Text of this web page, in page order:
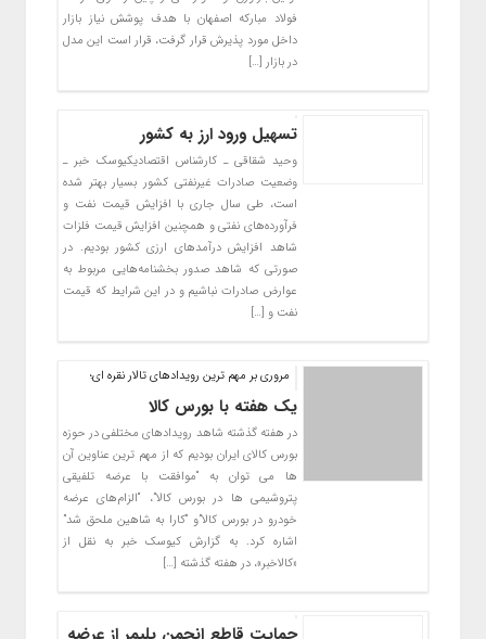
فولاد مبارکه اصفهان با هدف پوشش نیاز بازار
داخل مورد پذیرش قرار گرفت، قرار است این مدل
در بازار […]
تسهیل ورود ارز به کشور
وحید شقاقی ـ کارشناس اقتصادیکیوسک خبر ـ
وضعیت صادرات غیرنفتی کشور بسیار بهتر شده
است، طی سال جاری با افزایش قیمت نفت و
فرآورده‌های نفتی و همچنین افزایش قیمت فلزات
شاهد افزایش درآمدهای ارزی کشور بودیم. در
صورتی که شاهد صدور بخشنامه‌هایی مربوط به
عوارض صادرات نباشیم و در این شرایط که قیمت
نفت و […]
مروری بر مهم ترین رویدادهای تالار نقره ای؛
یک هفته با بورس کالا
در هفته گذشته شاهد رویدادهای مختلفی در حوزه
بورس کالای ایران بودیم که از مهم ترین عناوین آن
ها می توان به “موافقت با عرضه تلفیقی
پتروشیمی ها در بورس کالا”، “الزام‌های عرضه
خودرو در بورس کالا”و “کارا به شاهین ملحق شد”
اشاره کرد. به گزارش کیوسک خبر به نقل از
«کالاخبر»، در هفته گذشته […]